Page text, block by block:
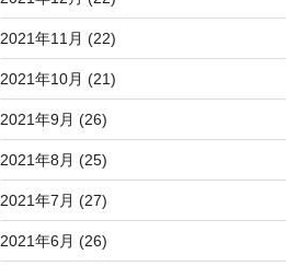
2021年11月 (22)
2021年10月 (21)
2021年9月 (26)
2021年8月 (25)
2021年7月 (27)
2021年6月 (26)